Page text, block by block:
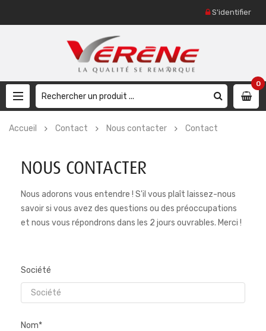
S'identifier
0
Accueil Contact Nous contacter Contact
NOUS CONTACTER
Nous adorons vous entendre ! S'il vous plaît laissez-nous
savoir si vous avez des questions ou des préoccupations
et nous vous répondrons dans les 2 jours ouvrables. Merci !
Société
Nom*